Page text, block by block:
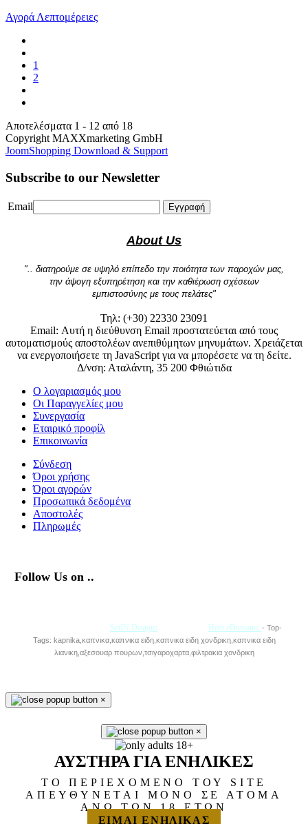
Αγορά Λεπτομέρειες
1
2
Αποτελέσματα 1 - 12 από 18
Copyright MAXXmarketing GmbH
JoomShopping Download & Support
Subscribe to our Newsletter
Email Εγγραφή
About Us
".. διατηρούμε σε υψηλό επίπεδο την ποιότητα των παροχών μας,
την άψογη εξυπηρέτηση και την καθιέρωση σχέσεων
εμπιστοσύνης με τους πελάτες"
Τηλ: (+30) 22330 23091
Email: Αυτή η διεύθυνση Email προστατεύεται από τους
αυτοματισμούς αποστολέων ανεπιθύμητων μηνυμάτων. Χρειάζεται
να ενεργοποιήσετε τη JavaScript για να μπορέσετε να τη δείτε.
Δ/νση: Αταλάντη, 35 200 Φθιώτιδα
Ο λογαριασμός μου
Οι Παραγγελίες μου
Συνεργασία
Εταιρικό προφίλ
Επικοινωνία
Σύνδεση
Όροι χρήσης
Όροι αγορών
Προσωπικά δεδομένα
Αποστολές
Πληρωμές
Follow Us on ..
SetIN Designs Host eDomains - Top-
Tags: kapnika,καπνικα,καπνικα ειδη,καπνικα ειδη χονδρικη,καπνικα ειδη
λιανικη,αξεσουαρ πουρων,τσιγαροχαρτα,φιλτρακια χονδρικη
×
×
ΑΥΣΤΗΡΑ ΓΙΑ ΕΝΗΛΙΚΕΣ
ΤΟ ΠΕΡΙΕΧΟΜΕΝΟ ΤΟΥ SITE
ΑΠΕΥΘΥΝΕΤΑΙ ΜΟΝΟ ΣΕ ΑΤΟΜΑ
ΑΝΩ ΤΩΝ 18 ΕΤΩΝ
ΕΙΜΑΙ ΕΝΗΛΙΚΑΣ